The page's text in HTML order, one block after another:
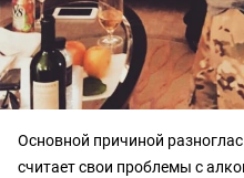
Основной причиной
считает свои проблемы с